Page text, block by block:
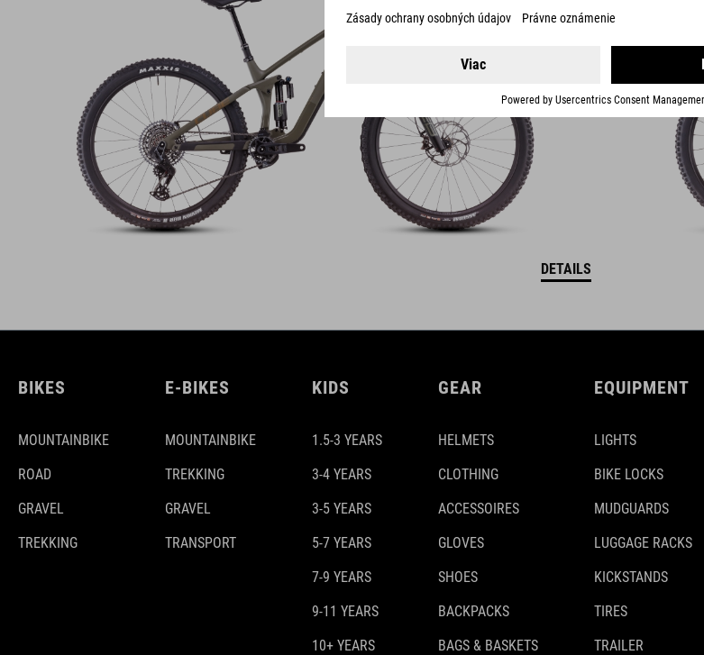
DETAILS
BIKES
MOUNTAINBIKE
ROAD
GRAVEL
TREKKING
E-BIKES
MOUNTAINBIKE
TREKKING
GRAVEL
TRANSPORT
KIDS
1.5-3 YEARS
3-4 YEARS
3-5 YEARS
5-7 YEARS
7-9 YEARS
9-11 YEARS
10+ YEARS
GEAR
HELMETS
CLOTHING
ACCESSOIRES
GLOVES
SHOES
BACKPACKS
BAGS & BASKETS
EQUIPMENT
LIGHTS
BIKE LOCKS
MUDGUARDS
LUGGAGE RACKS
KICKSTANDS
TIRES
TRAILER